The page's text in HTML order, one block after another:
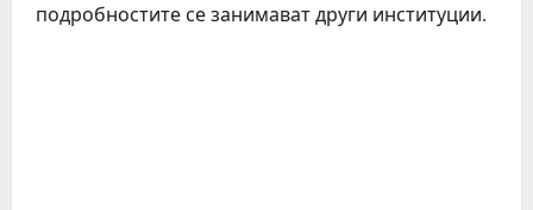
подробностите се занимават други институции.